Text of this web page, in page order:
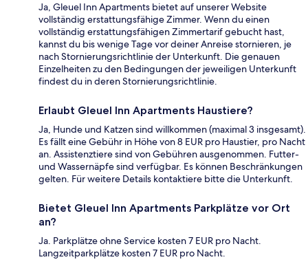
Ja, Gleuel Inn Apartments bietet auf unserer Website
vollständig erstattungsfähige Zimmer. Wenn du einen
vollständig erstattungsfähigen Zimmertarif gebucht hast,
kannst du bis wenige Tage vor deiner Anreise stornieren, je
nach Stornierungsrichtlinie der Unterkunft. Die genauen
Einzelheiten zu den Bedingungen der jeweiligen Unterkunft
findest du in deren Stornierungsrichtlinie.
Erlaubt Gleuel Inn Apartments Haustiere?
Ja, Hunde und Katzen sind willkommen (maximal 3 insgesamt).
Es fällt eine Gebühr in Höhe von 8 EUR pro Haustier, pro Nacht
an. Assistenztiere sind von Gebühren ausgenommen. Futter-
und Wassernäpfe sind verfügbar. Es können Beschränkungen
gelten. Für weitere Details kontaktiere bitte die Unterkunft.
Bietet Gleuel Inn Apartments Parkplätze vor Ort
an?
Ja. Parkplätze ohne Service kosten 7 EUR pro Nacht.
Langzeitparkplätze kosten 7 EUR pro Nacht.